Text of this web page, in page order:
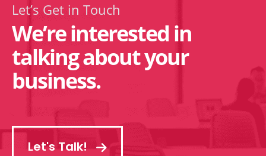
Let’s Get in Touch
We’re interested in
talking about your
business.
Let's Talk!